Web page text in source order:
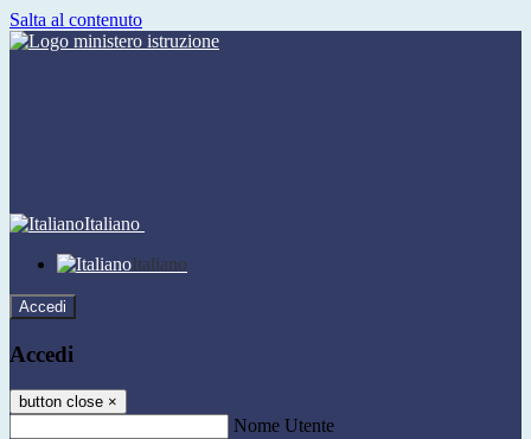
Salta al contenuto
Italiano
Italiano
Accedi
Accedi
button close ×
Nome Utente